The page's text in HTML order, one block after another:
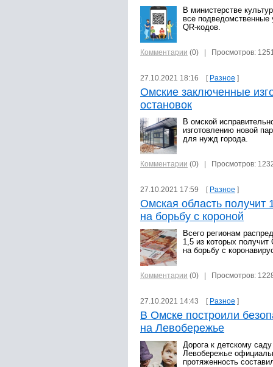
В министерстве
все подведомственные
QR-кодов.
Комментарии (0) | Просмотров:
27.10.2021 18:16 [ Разное ]
Омские заключенные
остановок
В омской
изготовлению новой
для нужд города.
Комментарии (0) | Просмотров:
27.10.2021 17:59 [ Разное ]
Омская область получит
на борьбу с короной
Всего регионам
1,5 из которых
на борьбу с
Комментарии (0) | Просмотров:
27.10.2021 14:43 [ Разное ]
В Омске построили
на Левобережье
Дорога к детскому
Левобережье
протяженность